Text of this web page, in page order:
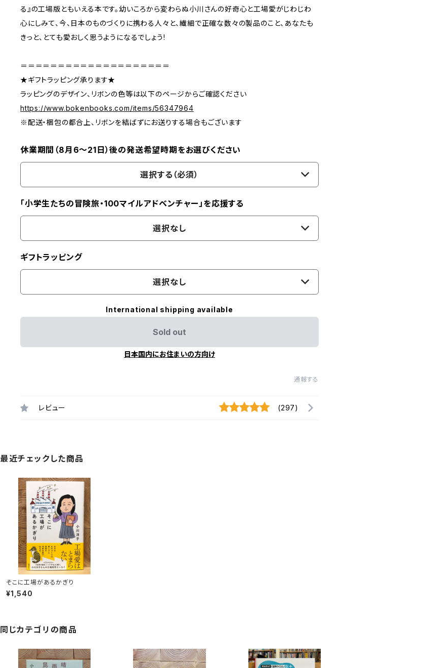
る』の工場版ともいえる本です。幼いころから変わらぬ小川さんの好奇心と工場愛がじわじわ
心にしみて、今、日本のものづくりに携わる人々と、繊細で正確な数々の製品のこと、あなたも
きっと、とても愛おしく思うようになるでしょう!
＝＝＝＝＝＝＝＝＝＝＝＝＝＝＝＝＝＝＝＝
★ギフトラッピング承ります★
ラッピングのデザイン、リボンの色等は以下のページからご確認ください
https://www.bokenbooks.com/items/56347964
※配送・梱包の都合上、リボンを結ばずにお送りする場合もございます
休業期間（8月6〜21日）後の発送希望時期をお選びください
選択する（必須）
「小学生たちの冒険旅・100マイルアドベンチャー」を応援する
選択なし
ギフトラッピング
選択なし
International shipping available
Sold out
日本国内にお住まいの方向け
通報する
レビュー (297)
最近チェックした商品
そこに工場があるかぎり
¥1,540
同じカテゴリの商品